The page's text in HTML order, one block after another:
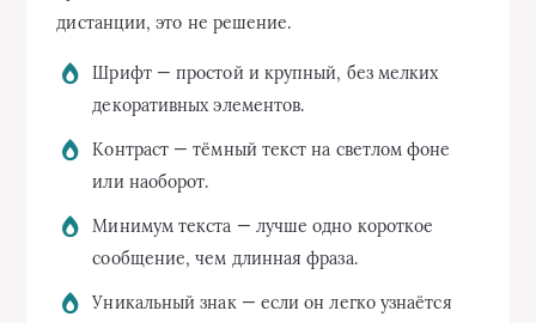
дистанции, это не решение.
Шрифт — простой и крупный, без мелких
декоративных элементов.
Контраст — тёмный текст на светлом фоне
или наоборот.
Минимум текста — лучше одно короткое
сообщение, чем длинная фраза.
Уникальный знак — если он легко узнаётся